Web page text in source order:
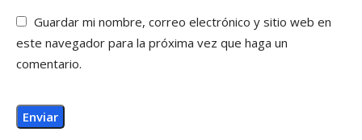
Guardar mi nombre, correo electrónico y sitio web en
este navegador para la próxima vez que haga un
comentario.